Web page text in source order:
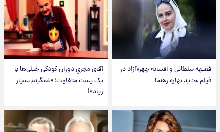
فقیهه سلطانی و افسانه چهره‌آزاد در
فیلم جدید بهاره رهنما
آقای مجریِ دوران کودکی خیلی‌ها با
یک پست متفاوت؛ «غمگینم بسیار
زیاد»!